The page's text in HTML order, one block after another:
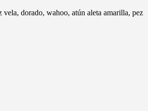
vela, dorado, wahoo, atún aleta amarilla, pez